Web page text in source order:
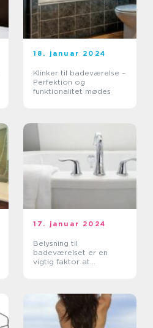
18. januar 2024
Klinker til badeværelse –
Perfektion og
funktionalitet mødes
17. januar 2024
Belysning til
badeværelset er en
vigtig faktor at
tiltalende rum